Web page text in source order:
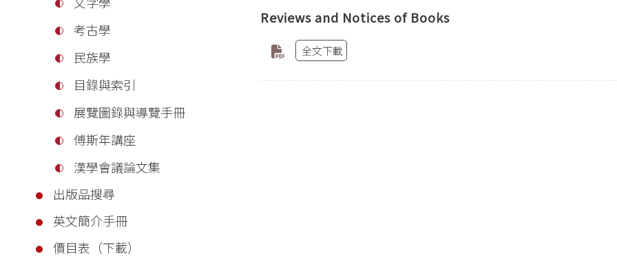
考古學
民族學
目錄與索引
展覽圖錄與導覽手冊
傅斯年講座
漢學會議論文集
出版品搜尋
英文簡介手冊
價目表（下載）
Reviews and Notices of Books
全文下載